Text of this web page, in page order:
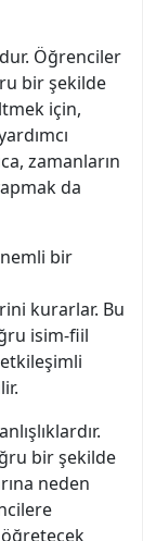
Öğrenciler
bir şekilde
için,
zamanların
da
bir
kurarlar. Bu
isim-fiil
bir şekilde
neden